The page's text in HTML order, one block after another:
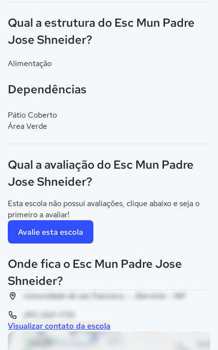
Qual a estrutura do Esc Mun Padre
Jose Shneider?
Alimentação
Dependências
Pátio Coberto
Área Verde
Qual a avaliação do Esc Mun Padre
Jose Shneider?
Esta escola não possui avaliações, clique abaixo e seja o
primeiro a avaliar!
Avalie esta escola
Onde fica o Esc Mun Padre Jose
Shneider?
comunidade de sao francisco, - , Barcelos - AM
Visualizar contato da escola